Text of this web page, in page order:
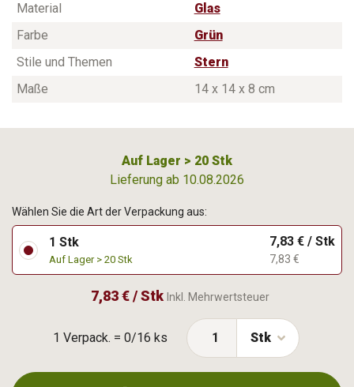
Material
Glas
Farbe
Grün
Stile und Themen
Stern
Maße
14 x 14 x 8 cm
Auf Lager > 20 Stk
Lieferung ab 10.08.2026
1 Verpack. = 0/16 ks
Wählen Sie die Art der Verpackung aus:
1 Stk
Auf Lager > 20 Stk
7,83 € / Stk
7,83 €
7,83 € / Stk Inkl. Mehrwertsteuer
Stk